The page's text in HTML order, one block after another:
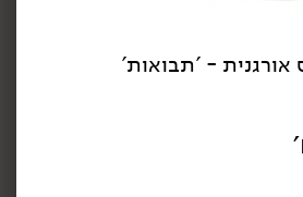
-
אורגנית - 'תבואות'